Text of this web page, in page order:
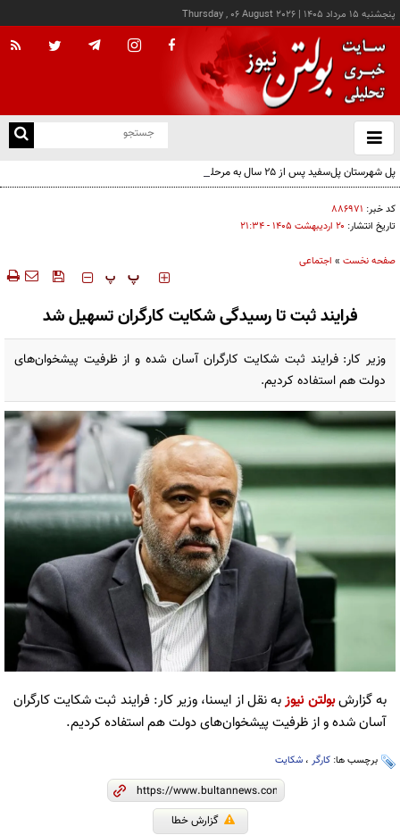
پنجشنبه ۱۵ مرداد ۱۴۰۵ |
Thursday , 06 August 2026
باز
و
پل شهرستان پل‌سفید پس از ۲۵ سال به مرحله بهره‌برداری رسید
کد خبر: ۸۸۶۹۷۱
تاریخ انتشار: ۲۰ ارديبهشت ۱۴۰۵ - ۲۱:۳۴
صفحه نخست » اجتماعی
‍‍‍ پ پ
فرایند ثبت تا رسیدگی شکایت کارگران تسهیل شد
وزیر کار: فرایند ثبت شکایت کارگران آسان شده و از ظرفیت پیشخوان‌های
دولت هم استفاده کردیم.
به گزارشبولتن نیوزبه نقل از ایسنا، وزیر کار: فرایند ثبت شکایت کارگران
آسان شده و از ظرفیت پیشخوان‌های دولت هم استفاده کردیم.
برچسب ها: کارگر ، شکایت
گزارش خطا